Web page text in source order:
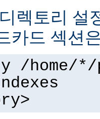
렉토리 설
카드 섹션
/home/